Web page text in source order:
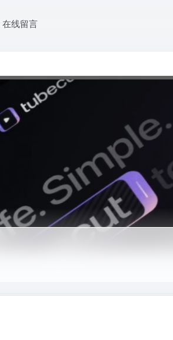
在线留言